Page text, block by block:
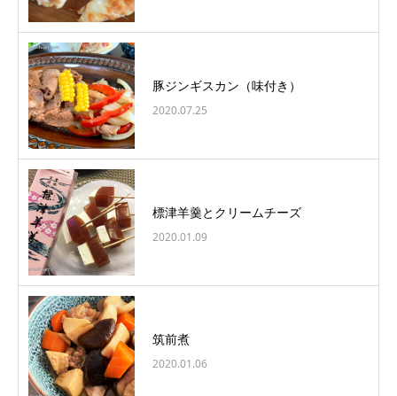
豚ジンギスカン（味付き）
2020.07.25
標津羊羹とクリームチーズ
2020.01.09
筑前煮
2020.01.06